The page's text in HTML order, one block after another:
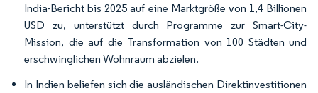
India-Bericht bis 2025 auf eine Marktgröße von 1,4 Billionen
USD zu, unterstützt durch Programme zur Smart-City-
Mission, die auf die Transformation von 100 Städten und
erschwinglichen Wohnraum abzielen.
In Indien beliefen sich die ausländischen Direktinvestitionen